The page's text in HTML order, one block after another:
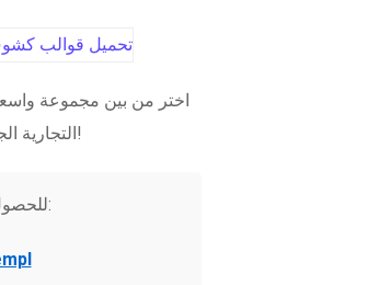
اختر من بين مجموعة
التجارية الجاهزة للاستخدام الفوري!
للحصول على الدعم الفني: